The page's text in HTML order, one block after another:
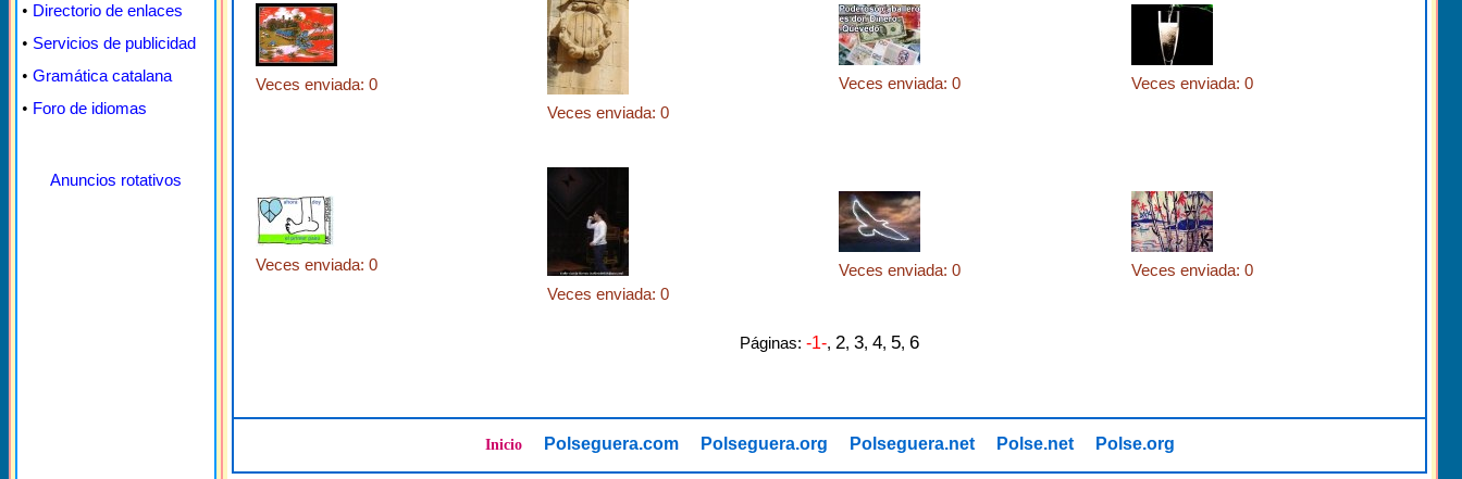
• Directorio de enlaces
• Servicios de publicidad
• Gramática catalana
• Foro de idiomas
Anuncios rotativos
Veces enviada: 0
Veces enviada: 0
Veces enviada: 0 Veces enviada: 0
Veces enviada: 0
Veces enviada: 0
Veces enviada: 0 Veces enviada: 0
Páginas: -1-, 2, 3, 4, 5, 6
Inicio Polseguera.com Polseguera.org Polseguera.net Polse.net Polse.org